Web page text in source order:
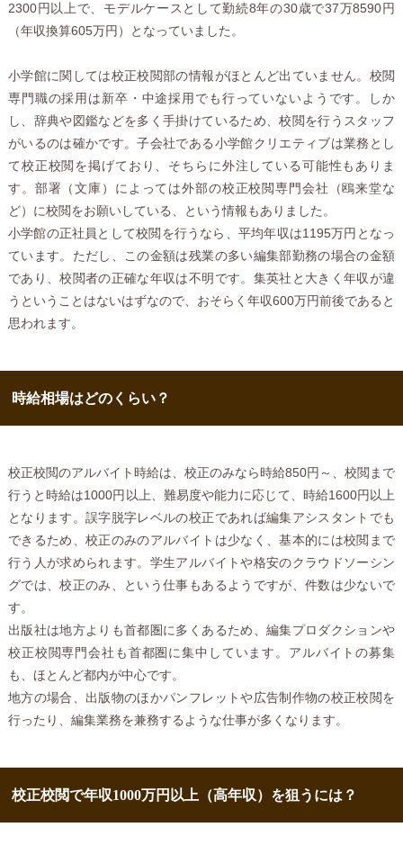
2300円以上で、モデルケースとして勤続8年の30歳で37万8590円
（年収換算605万円）となっていました。
小学館に関しては校正校閲部の情報がほとんど出ていません。校閲
専門職の採用は新卒・中途採用でも行っていないようです。しか
し、辞典や図鑑などを多く手掛けているため、校閲を行うスタッフ
がいるのは確かです。子会社である小学館クリエティブは業務とし
て校正校閲を掲げており、そちらに外注している可能性もありま
す。部署（文庫）によっては外部の校正校閲専門会社（鴎来堂な
ど）に校閲をお願いしている、という情報もありました。
小学館の正社員として校閲を行うなら、平均年収は1195万円となっ
ています。ただし、この金額は残業の多い編集部勤務の場合の金額
であり、校閲者の正確な年収は不明です。集英社と大きく年収が違
うということはないはずなので、おそらく年収600万円前後であると
思われます。
時給相場はどのくらい？
校正校閲のアルバイト時給は、校正のみなら時給850円～、校閲まで
行うと時給は1000円以上、難易度や能力に応じて、時給1600円以上
となります。誤字脱字レベルの校正であれば編集アシスタントでも
できるため、校正のみのアルバイトは少なく、基本的には校閲まで
行う人が求められます。学生アルバイトや格安のクラウドソーシン
グでは、校正のみ、という仕事もあるようですが、件数は少ないで
す。
出版社は地方よりも首都圏に多くあるため、編集プロダクションや
校正校閲専門会社も首都圏に集中しています。アルバイトの募集
も、ほとんど都内が中心です。
地方の場合、出版物のほかパンフレットや広告制作物の校正校閲を
行ったり、編集業務を兼務するような仕事が多くなります。
校正校閲で年収1000万円以上（高年収）を狙うには？